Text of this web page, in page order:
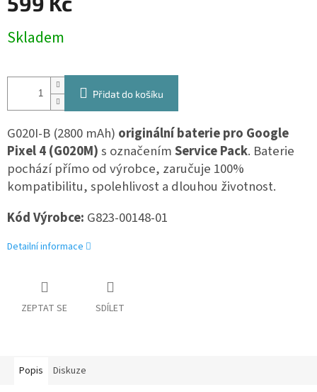
cena:
Skladem
Přidat do košíku
G020I-B (2800 mAh) originální baterie pro Google
Pixel 4 (G020M)s označenímService Pack. Baterie
pochází přímo od výrobce, zaručuje 100%
kompatibilitu, spolehlivost a dlouhou životnost.
Kód Výrobce: G823-00148-01
Detailní informace
ZEPTAT SE SDÍLET
Popis Diskuze